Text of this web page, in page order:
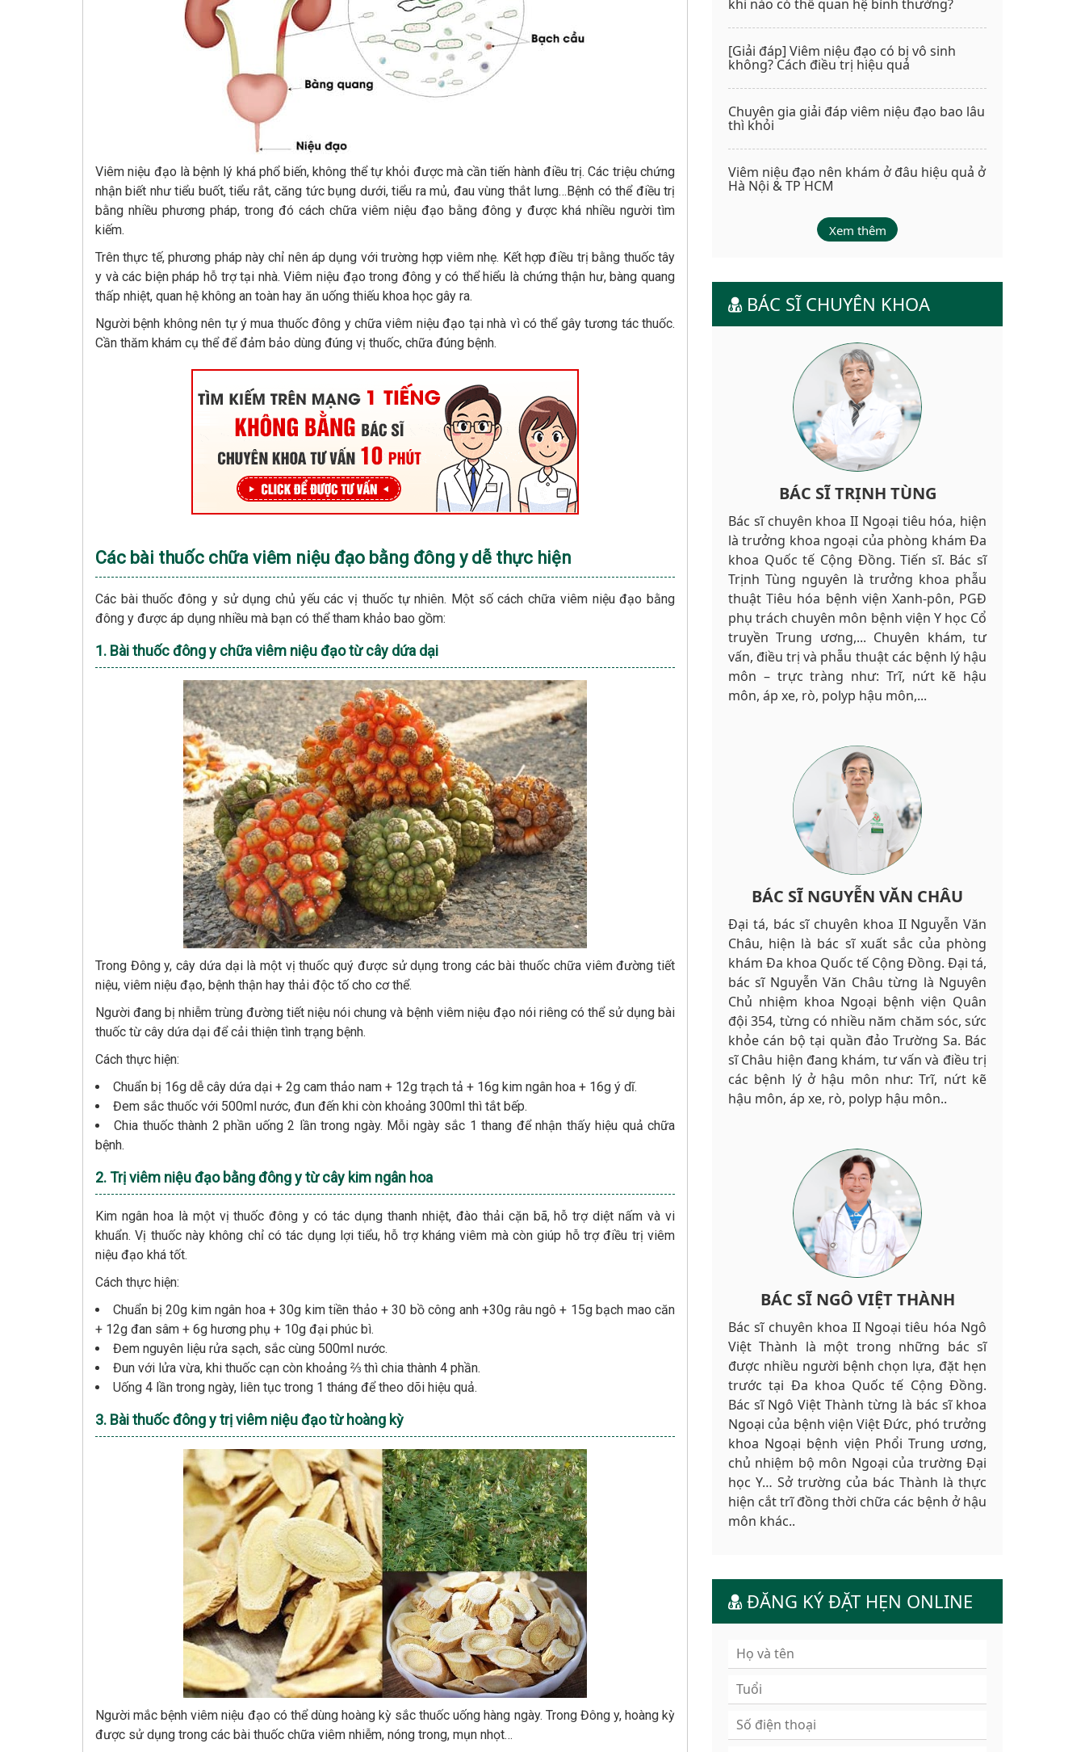
Viêm niệu đạo là bệnh lý khá phổ biến, không thể tự khỏi được mà cần tiến hành điều trị. Các triệu chứng
nhận biết như tiểu buốt, tiểu rắt, căng tức bụng dưới, tiểu ra mủ, đau vùng thắt lưng…Bệnh có thể điều trị
bằng nhiều phương pháp, trong đó cách chữa viêm niệu đạo bằng đông y được khá nhiều người tìm
kiếm.
Trên thực tế, phương pháp này chỉ nên áp dụng với trường hợp viêm nhẹ. Kết hợp điều trị bằng thuốc tây
y và các biện pháp hỗ trợ tại nhà. Viêm niệu đạo trong đông y có thể hiểu là chứng thận hư, bàng quang
thấp nhiệt, quan hệ không an toàn hay ăn uống thiếu khoa học gây ra.
Người bệnh không nên tự ý mua thuốc đông y chữa viêm niệu đạo tại nhà vì có thể gây tương tác thuốc.
Cần thăm khám cụ thể để đảm bảo dùng đúng vị thuốc, chữa đúng bệnh.
Các bài thuốc chữa viêm niệu đạo bằng đông y dễ thực hiện
Các bài thuốc đông y sử dụng chủ yếu các vị thuốc tự nhiên. Một số cách chữa viêm niệu đạo bằng
đông y được áp dụng nhiều mà bạn có thể tham khảo bao gồm:
1. Bài thuốc đông y chữa viêm niệu đạo từ cây dứa dại
Trong Đông y, cây dứa dại là một vị thuốc quý được sử dụng trong các bài thuốc chữa viêm đường tiết
niệu, viêm niệu đạo, bệnh thận hay thải độc tố cho cơ thể.
Người đang bị nhiễm trùng đường tiết niệu nói chung và bệnh viêm niệu đạo nói riêng có thể sử dụng bài
thuốc từ cây dứa dại để cải thiện tình trạng bệnh.
Cách thực hiện:
Chuẩn bị 16g dễ cây dứa dại + 2g cam thảo nam + 12g trạch tả + 16g kim ngân hoa + 16g ý dĩ.
Đem sắc thuốc với 500ml nước, đun đến khi còn khoảng 300ml thì tắt bếp.
Chia thuốc thành 2 phần uống 2 lần trong ngày. Mỗi ngày sắc 1 thang để nhận thấy hiệu quả chữa
bệnh.
2. Trị viêm niệu đạo bằng đông y từ cây kim ngân hoa
Kim ngân hoa là một vị thuốc đông y có tác dụng thanh nhiệt, đào thải cặn bã, hỗ trợ diệt nấm và vi
khuẩn. Vị thuốc này không chỉ có tác dụng lợi tiểu, hỗ trợ kháng viêm mà còn giúp hỗ trợ điều trị viêm
niệu đạo khá tốt.
Cách thực hiện:
Chuẩn bị 20g kim ngân hoa + 30g kim tiền thảo + 30 bồ công anh +30g râu ngô + 15g bạch mao căn
+ 12g đan sâm + 6g hương phụ + 10g đại phúc bì.
Đem nguyên liệu rửa sạch, sắc cùng 500ml nước.
Đun với lửa vừa, khi thuốc cạn còn khoảng ⅔ thì chia thành 4 phần.
Uống 4 lần trong ngày, liên tục trong 1 tháng để theo dõi hiệu quả.
3. Bài thuốc đông y trị viêm niệu đạo từ hoàng kỳ
Người mắc bệnh viêm niệu đạo có thể dùng hoàng kỳ sắc thuốc uống hàng ngày. Trong Đông y, hoàng kỳ
được sử dụng trong các bài thuốc chữa viêm nhiễm, nóng trong, mụn nhọt…
khi nào có thể quan hệ bình thường?
[Giải đáp] Viêm niệu đạo có bị vô sinh
không? Cách điều trị hiệu quả
Chuyên gia giải đáp viêm niệu đạo bao lâu
thì khỏi
Viêm niệu đạo nên khám ở đâu hiệu quả ở
Hà Nội & TP HCM
Xem thêm
BÁC SĨ CHUYÊN KHOA
BÁC SĨ TRỊNH TÙNG
Bác sĩ chuyên khoa II Ngoại tiêu hóa, hiện
là trưởng khoa ngoại của phòng khám Đa
khoa Quốc tế Cộng Đồng. Tiến sĩ. Bác sĩ
Trịnh Tùng nguyên là trưởng khoa phẫu
thuật Tiêu hóa bệnh viện Xanh-pôn, PGĐ
phụ trách chuyên môn bệnh viện Y học Cổ
truyền Trung ương,... Chuyên khám, tư
vấn, điều trị và phẫu thuật các bệnh lý hậu
môn – trực tràng như: Trĩ, nứt kẽ hậu
môn, áp xe, rò, polyp hậu môn,...
BÁC SĨ NGUYỄN VĂN CHÂU
Đại tá, bác sĩ chuyên khoa II Nguyễn Văn
Châu, hiện là bác sĩ xuất sắc của phòng
khám Đa khoa Quốc tế Cộng Đồng. Đại tá,
bác sĩ Nguyễn Văn Châu từng là Nguyên
Chủ nhiệm khoa Ngoại bệnh viện Quân
đội 354, từng có nhiều năm chăm sóc, sức
khỏe cán bộ tại quần đảo Trường Sa. Bác
sĩ Châu hiện đang khám, tư vấn và điều trị
các bệnh lý ở hậu môn như: Trĩ, nứt kẽ
hậu môn, áp xe, rò, polyp hậu môn..
BÁC SĨ NGÔ VIỆT THÀNH
Bác sĩ chuyên khoa II Ngoại tiêu hóa Ngô
Việt Thành là một trong những bác sĩ
được nhiều người bệnh chọn lựa, đặt hẹn
trước tại Đa khoa Quốc tế Cộng Đồng.
Bác sĩ Ngô Việt Thành từng là bác sĩ khoa
Ngoại của bệnh viện Việt Đức, phó trưởng
khoa Ngoại bệnh viện Phổi Trung ương,
chủ nhiệm bộ môn Ngoại của trường Đại
học Y… Sở trường của bác Thành là thực
hiện cắt trĩ đồng thời chữa các bệnh ở hậu
môn khác..
ĐĂNG KÝ ĐẶT HẸN ONLINE